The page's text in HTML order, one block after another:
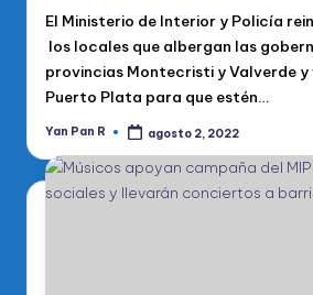
El Ministerio de Interior y Policía
los locales que albergan las
provincias Montecristi y Valverde y
Puerto Plata para que estén…
Publicado
Yan Pan R agosto 2, 2022